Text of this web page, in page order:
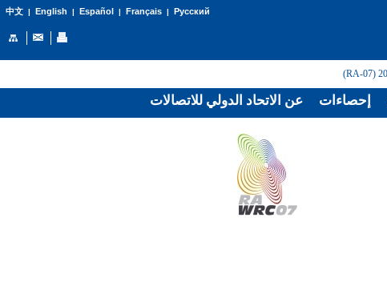
中文| English | Español | Français| Русский
عن الاتحاد الدولي للاتصالات إحصاءات